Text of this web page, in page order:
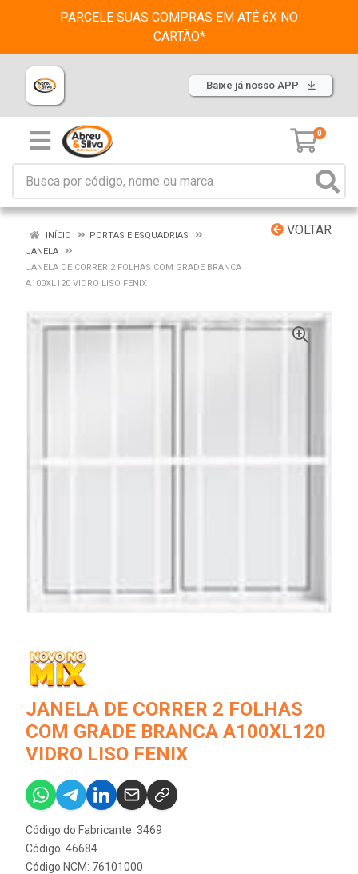
PARCELE SUAS COMPRAS EM ATÉ 6X NO
CARTÃO*
Baixe já nosso APP
0
VOLTAR
INÍCIO
PORTAS E ESQUADRIAS
JANELA
JANELA DE CORRER 2 FOLHAS COM GRADE BRANCA
A100XL120 VIDRO LISO FENIX
JANELA DE CORRER 2 FOLHAS
COM GRADE BRANCA A100XL120
VIDRO LISO FENIX
Código do Fabricante: 3469
Código: 46684
Código NCM: 76101000